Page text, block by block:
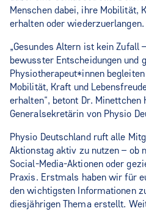
Menschen dabei, ihre Mobilität,
erhalten oder wiederzuerlangen.
„Gesundes Altern ist kein Zufall
bewusster Entscheidungen und
Physiotherapeut*innen
Mobilität, Kraft und
erhalten“, betont Dr. Minettchen
Generalsekretärin von Physio
Physio Deutschland ruft alle
Aktionstag aktiv zu nutzen – ob
Social-Media-Aktionen oder
Praxis. Erstmals haben wir für
den wichtigsten Informationen
diesjährigen Thema erstellt.